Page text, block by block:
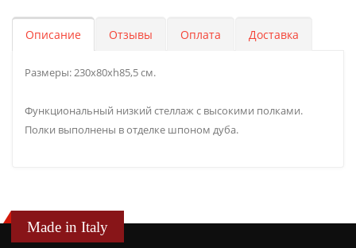
Описание Отзывы Оплата Доставка
Размеры: 230х80хh85,5 см.
Функциональный низкий стеллаж с высокими полками.
Полки выполнены в отделке шпоном дуба.
Made in Italy